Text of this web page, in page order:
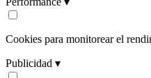
Cookies para monitorear el
Publicidad ▾